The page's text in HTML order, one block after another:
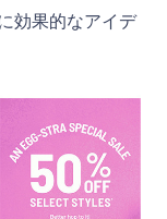
効果的なアイデ